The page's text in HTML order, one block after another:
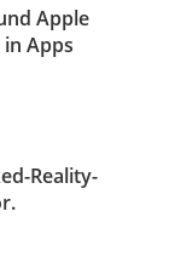
Apple
Apps
Reality-